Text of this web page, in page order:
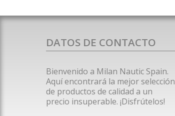
DATOS DE CONTACTO
Bienvenido a Milan Nautic Spain.
Aquí encontrará la mejor selección
de productos de calidad a un
precio insuperable. ¡Disfrútelos!